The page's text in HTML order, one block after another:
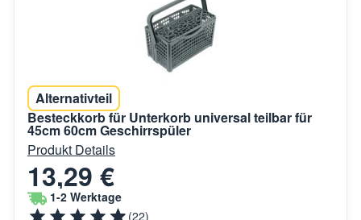
Alternativteil
Besteckkorb für Unterkorb universal teilbar für
45cm 60cm Geschirrspüler
Produkt Details
13,29 €
1-2 Werktage
(22)